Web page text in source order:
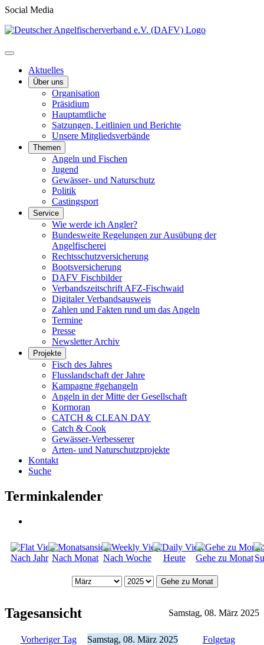
Social Media
Aktuelles
Über uns
Organisation
Präsidium
Hauptamtliche
Satzungen, Leitlinien und Berichte
Unsere Mitgliedsverbände
Themen
Angeln und Fischen
Jugend
Gewässer- und Naturschutz
Politik
Castingsport
Service
Wie werde ich Angler?
Bundesweite Regelungen zur Ausübung der
Angelfischerei
Rechtsschutzversicherung
Bootsversicherung
DAFV Fischbilder
Verbandszeitschrift AFZ-Fischwaid
Digitaler Verbandsausweis
Zahlen und Fakten rund um das Angeln
Termine
Presse
Newsletter Archiv
Projekte
Fisch des Jahres
Flusslandschaft der Jahre
Kampagne #gehangeln
Angeln in der Mitte der Gesellschaft
Kormoran
CATCH & CLEAN DAY
Catch & Cook
Gewässer-Verbesserer
Arten- und Naturschutzprojekte
Kontakt
Suche
Terminkalender
Nach Jahr Nach Monat Nach Woche Heute Gehe zu Monat
Gehe zu Monat
Tagesansicht Samstag, 08. März 2025
Vorheriger Tag Samstag, 08. März 2025 Folgetag